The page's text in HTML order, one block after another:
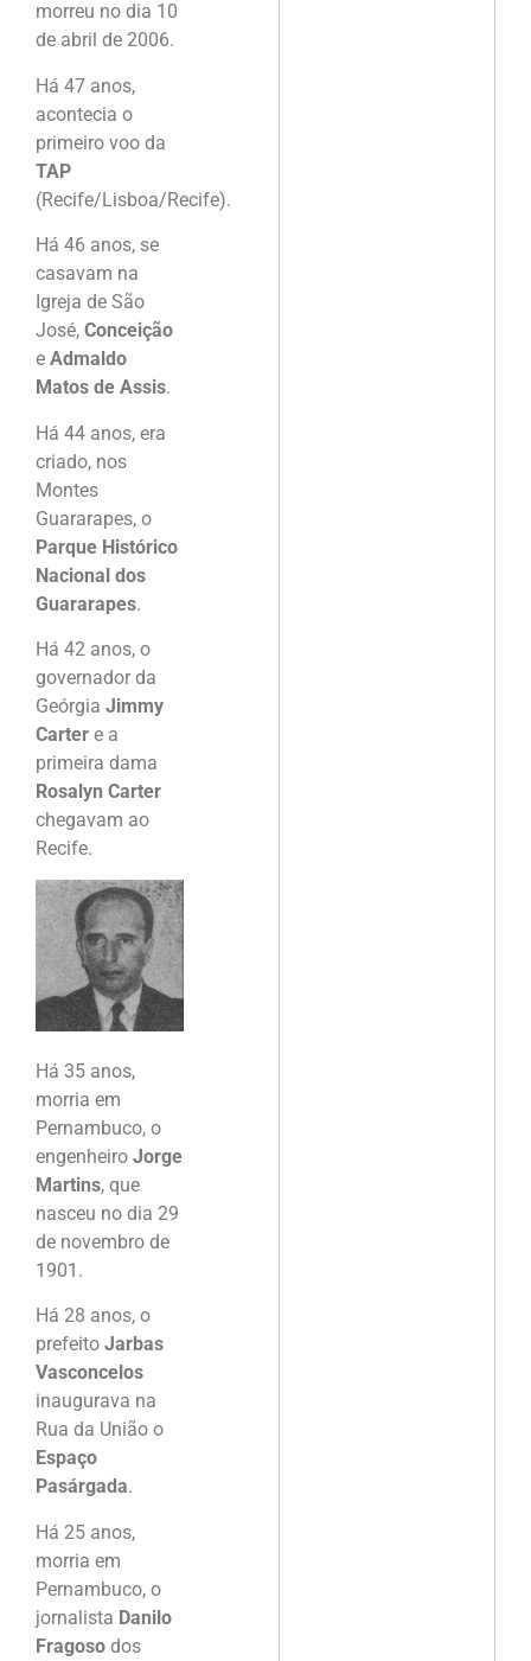
morreu no dia 10
de abril de 2006.
Há 47 anos,
acontecia o
primeiro voo da
TAP
(Recife/Lisboa/Recife).
Há 46 anos, se
casavam na
Igreja de São
José, Conceição
e Admaldo
Matos de Assis.
Há 44 anos, era
criado, nos
Montes
Guararapes, o
Parque Histórico
Nacional dos
Guararapes.
Há 42 anos, o
governador da
Geórgia Jimmy
Carter e a
primeira dama
Rosalyn Carter
chegavam ao
Recife.
Há 35 anos,
morria em
Pernambuco, o
engenheiro Jorge
Martins, que
nasceu no dia 29
de novembro de
1901.
Há 28 anos, o
prefeito Jarbas
Vasconcelos
inaugurava na
Rua da União o
Espaço
Pasárgada.
Há 25 anos,
morria em
Pernambuco, o
jornalista Danilo
Fragoso dos